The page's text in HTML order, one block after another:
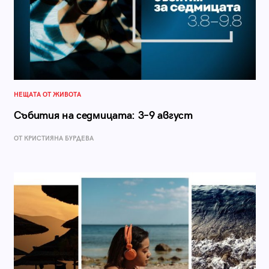
НЕЩАТА ОТ ЖИВОТА
Събития на седмицата: 3–9 август
ОТ КРИСТИЯНА БУРДЕВА